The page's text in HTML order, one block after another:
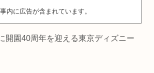
内に広告が含まれています。
開園40周年を迎える東京ディズニー